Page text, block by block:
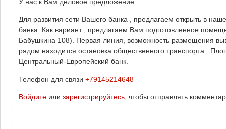
Для развития сети Вашего банка , предлагаем открыть в
банка. Как вариант , предлагаем Вам подготовленное
Бабушкина 108). Первая линия, возможность размещения
рядом находится остановка общественного транспорта .
Центральный-Европейский банк.
Телефон для связи +79145214648
Войдите или зарегистрируйтесь , чтобы отправлять